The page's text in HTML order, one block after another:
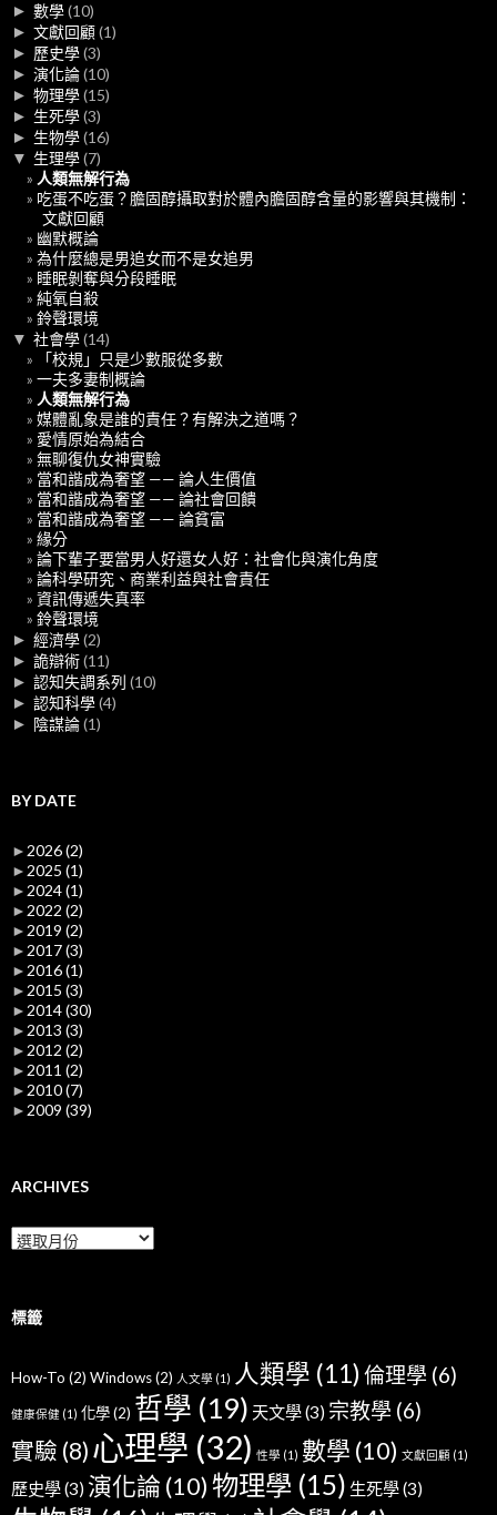
► 數學(10)
► 文獻回顧(1)
► 歷史學(3)
► 演化論(10)
► 物理學(15)
► 生死學(3)
► 生物學(16)
▼ 生理學(7)
人類無解行為
吃蛋不吃蛋？膽固醇攝取對於體內膽固醇含量的影響與其機制：
文獻回顧
幽默概論
為什麼總是男追女而不是女追男
睡眠剝奪與分段睡眠
純氧自殺
鈴聲環境
▼ 社會學(14)
「校規」只是少數服從多數
一夫多妻制概論
人類無解行為
媒體亂象是誰的責任？有解決之道嗎？
愛情原始為結合
無聊復仇女神實驗
當和諧成為奢望 —— 論人生價值
當和諧成為奢望 —— 論社會回饋
當和諧成為奢望 —— 論貧富
緣分
論下輩子要當男人好還女人好：社會化與演化角度
論科學研究、商業利益與社會責任
資訊傳遞失真率
鈴聲環境
► 經濟學(2)
► 詭辯術(11)
► 認知失調系列 (10)
► 認知科學(4)
► 陰謀論(1)
BY DATE
► 2026(2)
► 2025 (1)
► 2024(1)
► 2022 (2)
► 2019 (2)
► 2017(3)
► 2016(1)
► 2015 (3)
► 2014(30)
► 2013 (3)
► 2012 (2)
► 2011 (2)
► 2010(7)
► 2009 (39)
ARCHIVES
Archives
標籤
How-To (2) Windows(2) 人文學 (1) 人類學 (11) 倫理學 (6)
健康保健 (1) 化學(2) 哲學 (19) 天文學(3) 宗教學 (6)
實驗 (8) 心理學 (32) 性學 (1) 數學 (10) 文獻回顧 (1)
歷史學(3) 演化論 (10)物理學 (15) 生死學(3)